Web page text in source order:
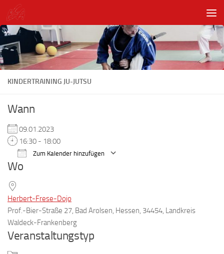
Unter dem Inhalt
KINDERTRAINING JU-JUTSU
Wann
09.01.2023
16:30 - 18:00
Zum Kalender hinzufügen
Wo
Herbert-Frese-Dojo
Prof.-Bier-Straße 27, Bad Arolsen, Hessen, 34454, Landkreis
Waldeck-Frankenberg
Veranstaltungstyp